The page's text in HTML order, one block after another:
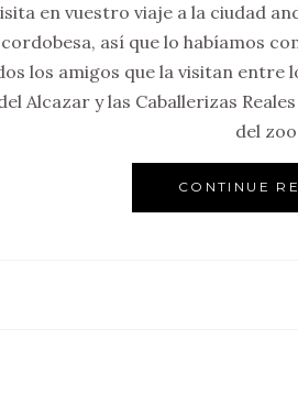
en vuestro viaje a la ciudad
así que lo habíamos
los amigos que la visitan entre
Alcazar y las Caballerizas
del
CONTINUE